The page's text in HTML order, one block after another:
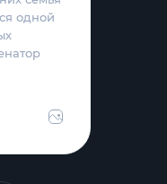
одной